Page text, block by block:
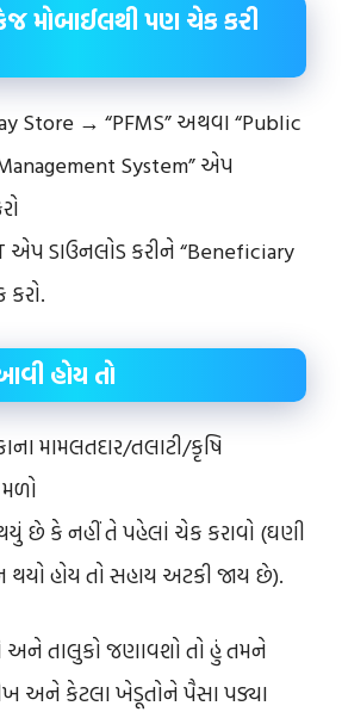
મોબાઈલથી પણ ચેક કરી
Store → “PFMS” અથવા “Public
System” એપ
એપ ડાઉનલોડ કરીને “Beneficiary
કરો.
હોય તો
મામલતદાર/તલાટી/કૃષિ
છે કે નહીં તે પહેલાં ચેક કરાવો (ઘણી
હોય તો સહાય અટકી જાય છે).
અને તાલુકો જણાવશો તો હું તમને
અને કેટલા ખેડૂતોને પૈસા પડ્યા